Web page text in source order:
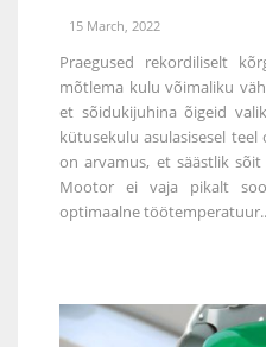
15 March, 2022
Praegused rekordiliselt
mõtlema kulu võimaliku
et sõidukijuhina õigeid
kütusekulu asulasisesel teel
on arvamus, et säästlik
Mootor ei vaja pikalt
optimaalne